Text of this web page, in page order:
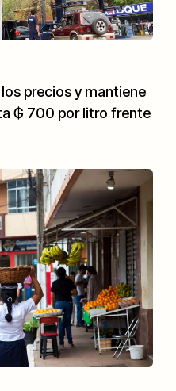
precios y mantiene
₲ 700 por litro frente